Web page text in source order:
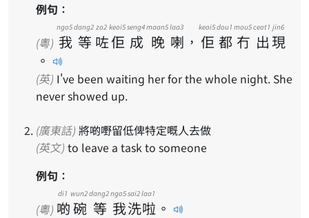
例句：
(粵) 我
ngo5
等
dang2
咗
zo2
佢
keoi5
成
seng4
晚
maan5
喇
laa3
， 佢
keoi5
都
dou1
冇
mou5
出
ceot1
現
jin6
。
(英) I've been waiting her for the whole night. She
never showed up.
(廣東話) 將啲嘢留低俾特定嘅人去做
(英文) to leave a task to someone
例句：
(粵) 啲
di1
碗
wun2
等
dang2
我
ngo5
洗
sai2
啦
laa1
。